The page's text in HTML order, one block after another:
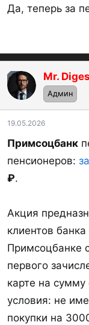
будет
годовых на
При условии
Banking,
и т.д.
Спойлер:
Через какие
конкретном
Выбираете
Информация
Опускаемся в
Да, теперь за
OP Mr.
Админ
19.05.2026
Примсоцбанк
пенсионеров:
₽.
Акция
клиентов
Примсоцбанке
первого
карте на сумму
условия: не
покупки на